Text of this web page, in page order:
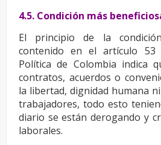
4.5. Condición más
El principio de la
contenido en el artículo 53
Políticade Colombia indica
contratos, acuerdos o
la libertad, dignidad humana
trabajadores, todo esto
diario seestán derogando y
laborales.